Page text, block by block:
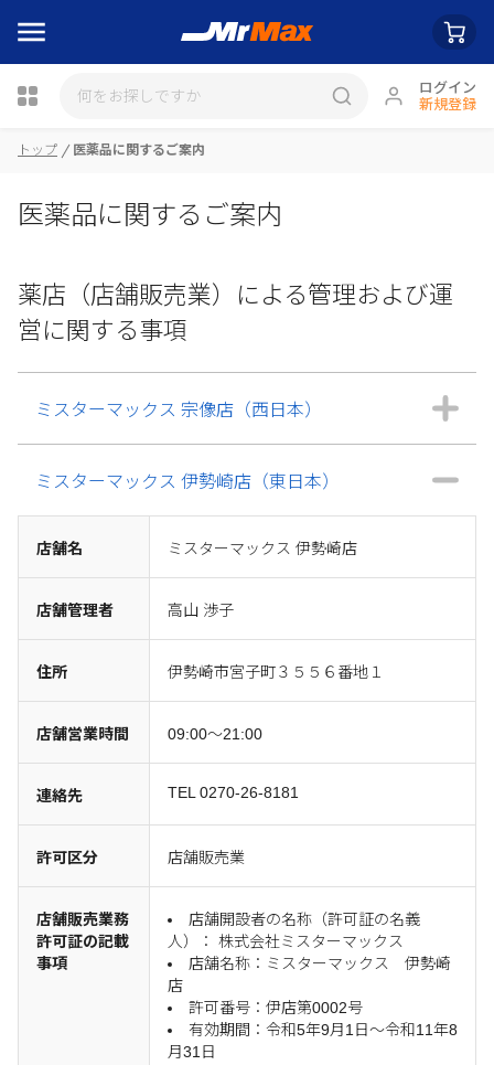
ログイン
新規登録
トップ 医薬品に関するご案内
医薬品に関するご案内
薬店（店舗販売業）による管理および運
営に関する事項
ミスターマックス 宗像店（西日本）
ミスターマックス 伊勢崎店（東日本）
店舗名 ミスターマックス 伊勢崎店
店舗管理者 高山 渉子
住所 伊勢崎市宮子町３５５６番地１
店舗営業時間 09:00～21:00
連絡先 TEL 0270-26-8181
許可区分 店舗販売業
店舗販売業務
許可証の記載
事項
店舗開設者の名称（許可証の名義
人）： 株式会社ミスターマックス
店舗名称：ミスターマックス 伊勢崎
店
許可番号：伊店第0002号
有効期間：令和5年9月1日～令和11年8
月31日